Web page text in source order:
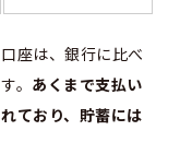
座は、銀行に比べ
。 あくまで支払い
ており、貯蓄には